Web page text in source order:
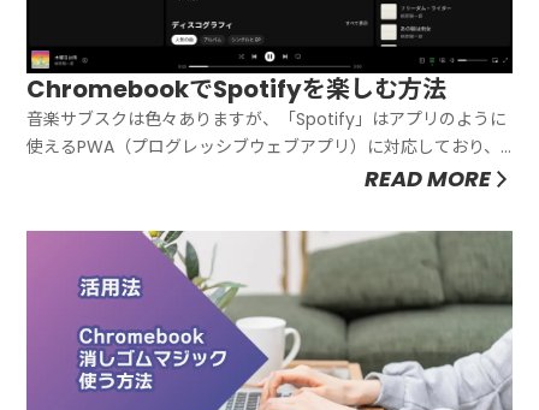
ChromebookでSpotifyを楽しむ方法
音楽サブスクは色々ありますが、「Spotify」はアプリのように
使えるPWA（プログレッシブウェブアプリ）に対応しており、
Chromebookでの利用にも合っています。無料でフル楽曲が聴
ChromebookでSpotifyを楽しむ方法C...
READ MORE